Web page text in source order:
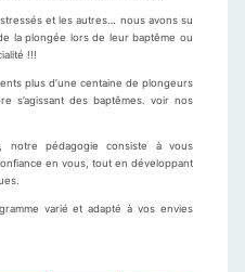
et les autres… nous avons su
la plongée lors de leur baptême ou
!!!
plus d’une centaine de plongeurs
s’agissant des baptêmes. voir nos
notre pédagogie consiste à vous
en vous, tout en développant
varié et adapté à vos envies